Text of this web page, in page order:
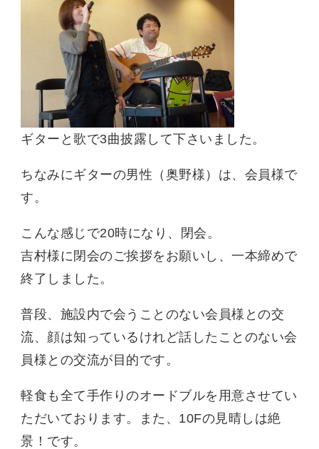
ギターと歌で3曲披露して下さいました。
ちなみにギターの男性（奥野様）は、会員様で
す。
こんな感じで20時になり、閉会。
吉村様に閉会のご挨拶をお願いし、一本締めで
終了しました。
普段、施設内で会うことのない会員様との交
流、顔は知っているけれど話したことのない会
員様との交流が目的です。
軽食も全て手作りのオードブルを用意させてい
ただいております。また、10Fの見晴しは絶
景！です。